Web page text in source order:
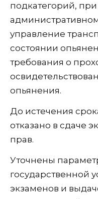
подкатегорий,
управление
состоянии
требования о
опьянения.
До истечения
отказано в сдаче
прав.
Уточнены
государственной
экзаменов и